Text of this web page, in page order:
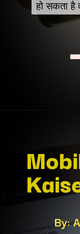
हो सकता है
हो सकता है
By: